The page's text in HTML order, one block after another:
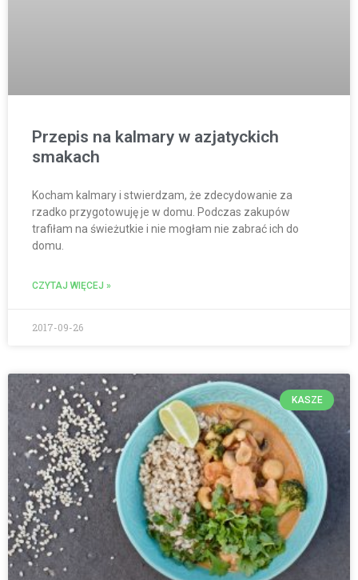
Przepis na kalmary w azjatyckich
smakach
Kocham kalmary i stwierdzam, że zdecydowanie za
rzadko przygotowuję je w domu. Podczas zakupów
trafiłam na świeżutkie i nie mogłam nie zabrać ich do
domu.
CZYTAJ WIĘCEJ »
2017-09-26
KASZE